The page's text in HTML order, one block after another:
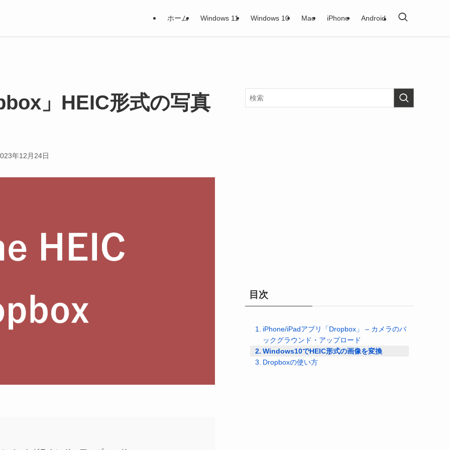
ホーム Windows 11 Windows 10 Mac iPhone Android
」HEIC形式の写真
年12月24日
目次
iPhone/iPadアプリ「Dropbox」 – カメラのバ
ックグラウンド・アップロード
Windows10でHEIC形式の画像を変換
Dropboxの使い方